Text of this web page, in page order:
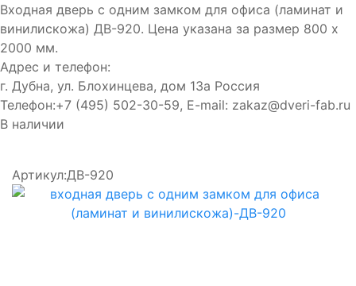
Входная дверь с одним замком для офиса (ламинат и
винилискожа) ДВ-920. Цена указана за размер 800 х
2000 мм.
Адрес и телефон:
г. Дубна, ул. Блохинцева, дом 13а Россия
Телефон:+7 (495) 502-30-59, E-mail: zakaz@dveri-fab.ru
В наличии
Артикул:ДВ-920